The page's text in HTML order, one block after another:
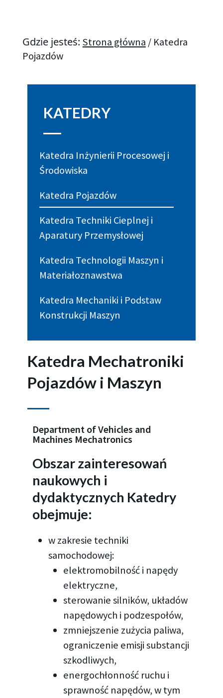
Gdzie jesteś: Strona główna / Katedra
Pojazdów
KATEDRY
Katedra Inżynierii Procesowej i
Środowiska
Katedra Pojazdów
Katedra Techniki Cieplnej i
Aparatury Przemysłowej
Katedra Technologii Maszyn i
Materiałoznawstwa
Katedra Mechaniki i Podstaw
Konstrukcji Maszyn
Katedra Mechatroniki
Pojazdów i Maszyn
Department of Vehicles and
Machines Mechatronics
Obszar zainteresowań
naukowych i
dydaktycznych Katedry
obejmuje:
w zakresie techniki
samochodowej:
elektromobilność i napędy
elektryczne,
sterowanie silników, układów
napędowych i podzespołów,
zmniejszenie zużycia paliwa,
ograniczenie emisji substancji
szkodliwych,
energochłonność ruchu i
sprawność napędów, w tym